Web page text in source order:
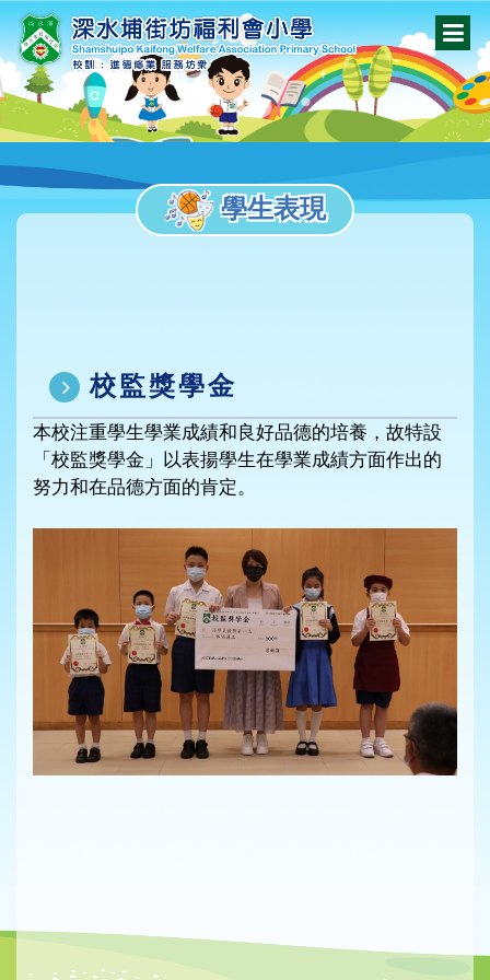
學生表現
校監獎學金
本校注重學生學業成績和良好品德的培養，故特設
「校監獎學金」以表揚學生在學業成績方面作出的
努力和在品德方面的肯定。